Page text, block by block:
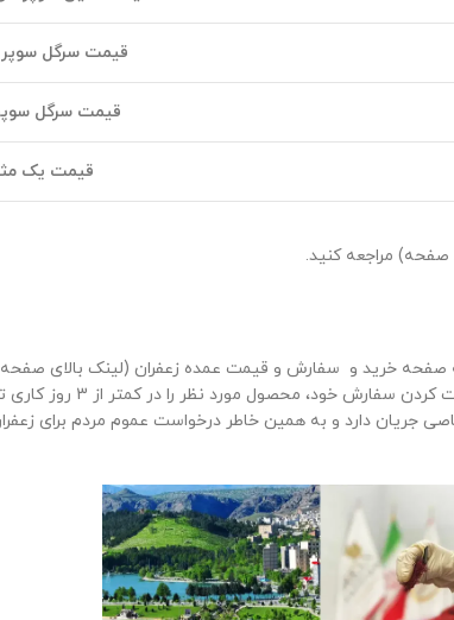
قیمت سرگل سوپر
قیمت سرگل سوپر
قیمت یک
مراجعه کنید.
صفحه خرید و سفارش و قیمت عمده زعفران (لینک بالای
مورد نظر را در کمتر از 3 روز کاری تحویل خواهید گرفت.
جریان دارد و به همین خاطر درخواست عموم مردم برای